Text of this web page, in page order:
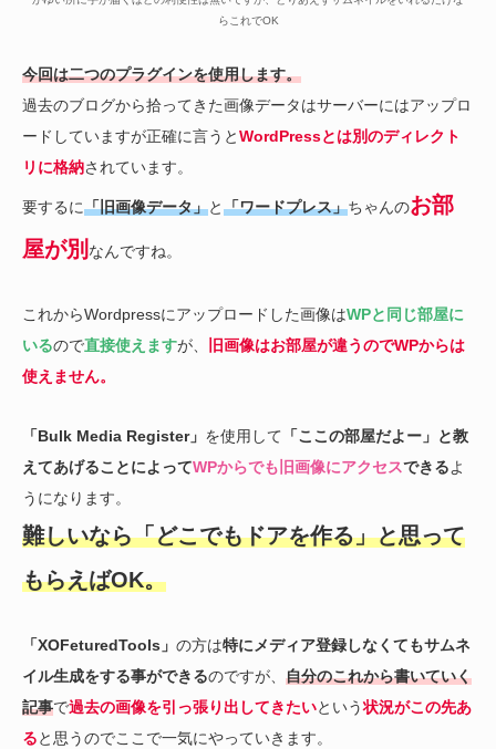
らこれでOK
今回は二つのプラグインを使用します。
過去のブログから拾ってきた画像データはサーバーにはアップロ
ードしていますが正確に言うとWordPressとは別のディレクト
リに格納されています。
要するに「旧画像データ」と「ワードプレス」ちゃんのお部
屋が別 なんですね。
これからWordpressにアップロードした画像はWPと同じ部屋に
いるので直接使えますが、
旧画像はお部屋が違うのでWPからは
使えません。
「Bulk Media Register」 を使用して 「ここの部屋だよー」と教
えてあげることによってWPからでも旧画像にアクセスできるよ
うになります。
難しいなら「どこでもドアを作る」と思って
もらえばOK。
「XOFeturedTools」 の方は特にメディア登録しなくてもサムネ
イル生成をする事ができるのですが、 自分のこれから書いていく
記事で過去の画像を引っ張り出してきたいという状況がこの先あ
ると思うのでここで一気にやっていきます。